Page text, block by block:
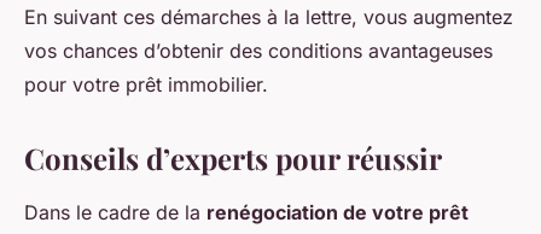
En suivant ces démarches à la lettre, vous augmentez
vos chances d’obtenir des conditions avantageuses
pour votre prêt immobilier.
Conseils d’experts pour réussir
Dans le cadre de la renégociation de votre prêt